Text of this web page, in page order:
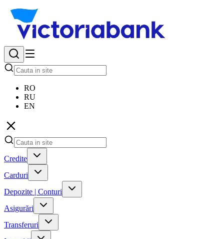
RO
RU
EN
Credite
Carduri
Depozite | Conturi
Asigurări
Transferuri